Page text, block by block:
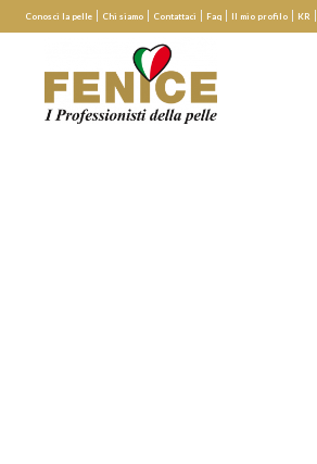
Conosci la pelle Chi siamo Contattaci Faq Il mio profilo KR